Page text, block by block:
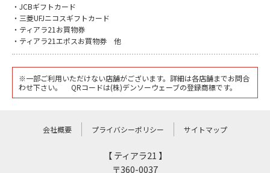
・JCBギフトカード
・三菱UFJニコスギフトカード
・ティアラ21お買物券
・ティアラ21エポスお買物券 他
※一部ご利用いただけない店舗がございます。詳細は各店舗までお問合
わせ下さい。 QRコードは(株)デンソーウェーブの登録商標です。
会社概要 プライバシーポリシー サイトマップ
【 ティアラ21 】
〒360-0037